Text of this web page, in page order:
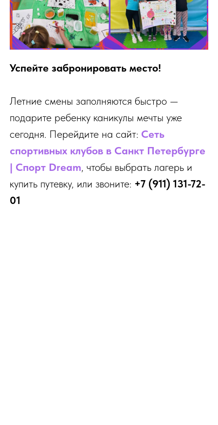
Успейте забронировать место!
Летние смены заполняются быстро —
подарите ребенку каникулы мечты уже
сегодня. Перейдите на сайт: Сеть
спортивных клубов в Санкт Петербурге
| Cпорт Dream, чтобы выбрать лагерь и
купить путевку, или звоните: +7 (911) 131-72-
01